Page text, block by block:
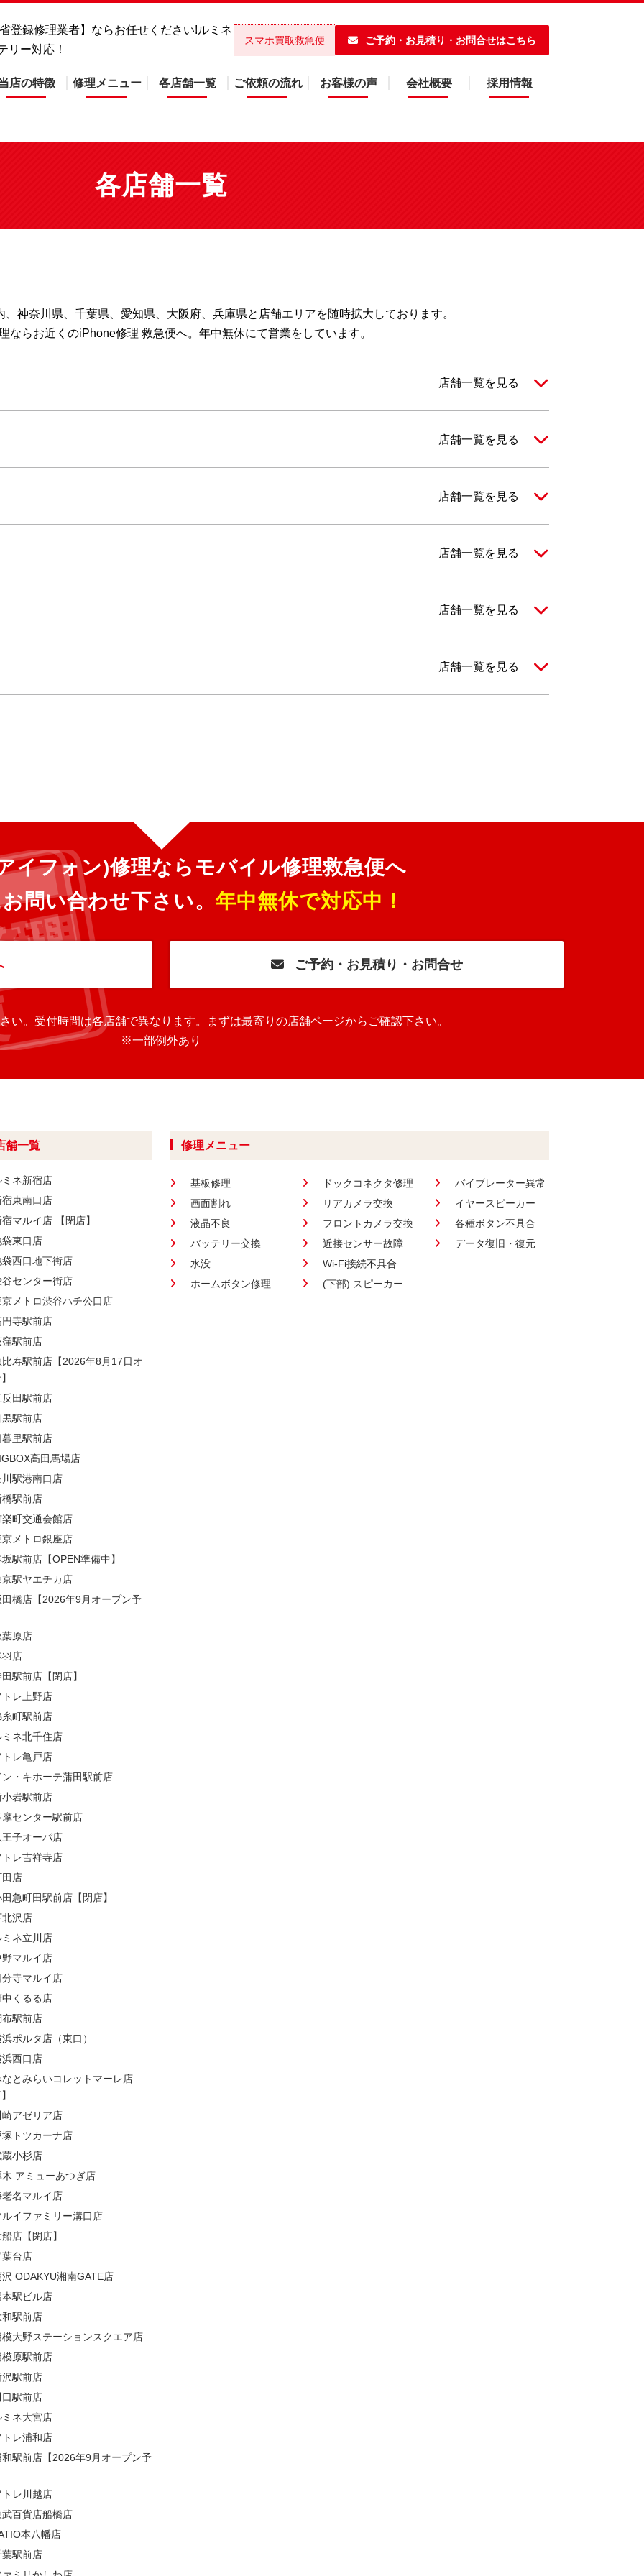
登録修理業者】ならお任せください!ルミネ
リー対応！
スマホ買取救急便 ご予約・お見積り・お問合せはこちら
店の特徴 修理メニュー 各店舗一覧 ご依頼の流れ お客様の声 会社概要 採用情報
各店舗一覧
神奈川県、千葉県、愛知県、大阪府、兵庫県と店舗エリアを随時拡大しております。
ならお近くのiPhone修理 救急便へ。年中無休にて営業をしています。
店舗一覧を見る
店舗一覧を見る
店舗一覧を見る
店舗一覧を見る
店舗一覧を見る
店舗一覧を見る
イフォン)修理ならモバイル修理救急便へ
問い合わせ下さい。 年中無休で対応中！
ご予約・お見積り・お問合せ
い。 受付時間は各店舗で異なります。
まずは最寄りの店舗ページからご確認下さい。
※一部例外あり
舗一覧
ミネ新宿店
宿東南口店
マルイ店 【閉店】
袋東口店
袋西口地下街店
谷センター街店
京メトロ渋谷ハチ公口店
円寺駅前店
窪駅前店
比寿駅前店【2026年8月17日オ
反田駅前店
黒駅前店
暮里駅前店
高田馬場店
川駅港南口店
橋駅前店
楽町交通会館店
京メトロ銀座店
駅前店【OPEN準備中】
京駅ヤエチカ店
田橋店【2026年9月オープン予
葉原店
羽店
駅前店【閉店】
トレ上野店
糸町駅前店
ミネ北千住店
トレ亀戸店
ン・キホーテ蒲田駅前店
小岩駅前店
摩センター駅前店
王子オーパ店
トレ吉祥寺店
田店
急町田駅前店【閉店】
北沢店
ミネ立川店
野マルイ店
分寺マルイ店
中くるる店
布駅前店
ポルタ店（東口）
浜西口店
なとみらいコレットマーレ店
崎アゼリア店
塚トツカーナ店
蔵小杉店
木 アミューあつぎ店
老名マルイ店
ルイファミリー溝口店
店【閉店】
葉台店
沢 ODAKYU湘南GATE店
本駅ビル店
和駅前店
模大野ステーションスクエア店
模原駅前店
沢駅前店
口駅前店
ミネ大宮店
トレ浦和店
和駅前店【2026年9月オープン予
トレ川越店
武百貨店船橋店
本八幡店
葉駅前店
修理メニュー
基板修理
画面割れ
液晶不良
バッテリー交換
水没
ホームボタン修理
ドックコネクタ修理
リアカメラ交換
フロントカメラ交換
近接センサー故障
Wi-Fi接続不具合
(下部) スピーカー
バイブレーター異常
イヤースピーカー
各種ボタン不具合
データ復旧・復元